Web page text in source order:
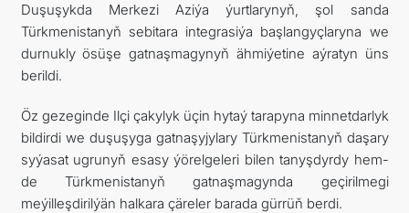
Duşuşykda Merkezi Aziýa ýurtlarynyň, şol sanda
Türkmenistanyň sebitara integrasiýa başlangyçlaryna we
durnukly ösüşe gatnaşmagynyň ähmiýetine aýratyn üns
berildi.
Öz gezeginde Ilçi çakylyk üçin hytaý tarapyna minnetdarlyk
bildirdi we duşuşyga gatnaşyjylary Türkmenistanyň daşary
syýasat ugrunyň esasy ýörelgeleri bilen tanyşdyrdy hem-
de Türkmenistanyň gatnaşmagynda geçirilmegi
meýilleşdirilýän halkara çäreler barada gürrüň berdi.